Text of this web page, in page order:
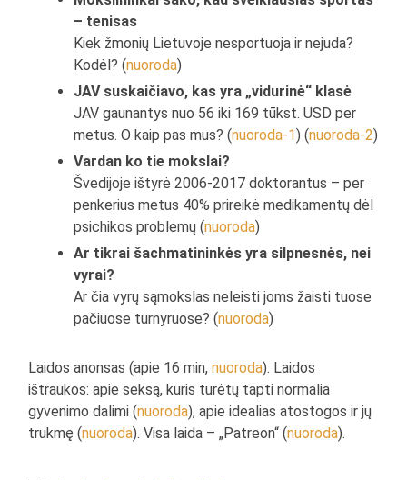
– tenisas
Kiek žmonių Lietuvoje nesportuoja ir nejuda?
Kodėl? (nuoroda)
JAV suskaičiavo, kas yra „vidurinė“ klasė
JAV gaunantys nuo 56 iki 169 tūkst. USD per
metus. O kaip pas mus? (nuoroda-1) (nuoroda-2)
Vardan ko tie mokslai?
Švedijoje ištyrė 2006-2017 doktorantus – per
penkerius metus 40% prireikė medikamentų dėl
psichikos problemų (nuoroda)
Ar tikrai šachmatininkės yra silpnesnės, nei
vyrai?
Ar čia vyrų sąmokslas neleisti joms žaisti tuose
pačiuose turnyruose? (nuoroda)
Laidos anonsas (apie 16 min,nuoroda). Laidos
ištraukos: apie seksą, kuris turėtų tapti normalia
gyvenimo dalimi (nuoroda), apie idealias atostogos ir jų
trukmę (nuoroda). Visa laida – „Patreon“ (nuoroda).